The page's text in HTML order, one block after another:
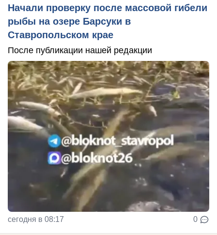
Начали проверку после массовой гибели
рыбы на озере Барсуки в
Ставропольском крае
После публикации нашей редакции
сегодня в 08:17 0